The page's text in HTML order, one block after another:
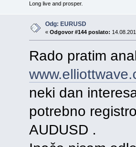
Long live and prosper.
Odg: EURUSD
« Odgovor #144 poslato:
Rado pratim
neki dan
potrebno
AUDUSD .